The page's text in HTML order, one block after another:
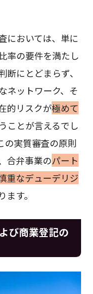
においては、単に
率の要件を満たし
にとどまらず、
ネットワーク、そ
的リスクが極めて
ことが言えるでし
の実質審査の原則
合弁事業のパート
重なデューデリジ
ます。
び商業登記の